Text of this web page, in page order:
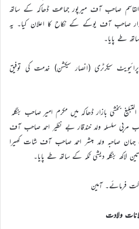
صاحب آف میرپور جماعت ڈھاکہ کے ساتھ
صاحب آف یوکے کے نکاح کا اعلان کیا۔ یہ
طے پایا۔
سیکرٹری (انصار سیکشن) خدمت کی توفیق
بروز جمعہ دار التبلیغ بخشی بازار ڈھاکہ میں مکرم امیر صاحب بنگلہ
مربی سلسلہ ولد خندقار بے نظیر احمد صاحب آف
صاحبہ ولد مبشر احمد صاحب آف شات کھیرا
لاکھ بنگلہ دیشی ٹکہ کے ساتھ طے پایا۔
فرمائے۔ آمین
ولادت